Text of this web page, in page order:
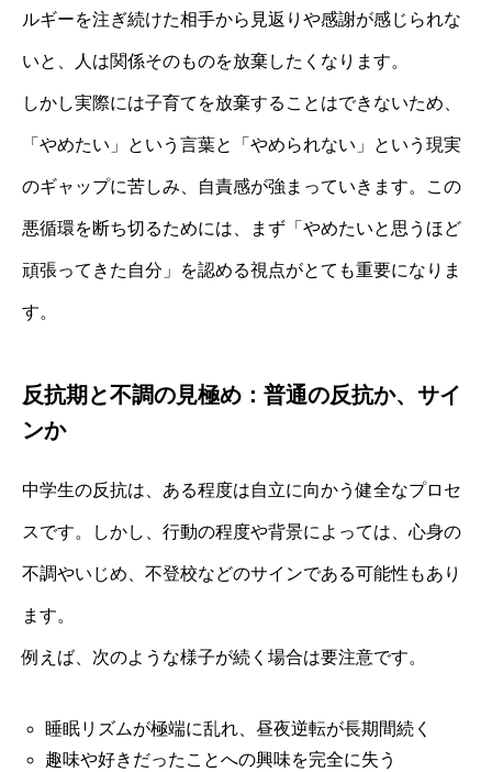
ルギーを注ぎ続けた相手から見返りや感謝が感じられな
いと、人は関係そのものを放棄したくなります。
しかし実際には子育てを放棄することはできないため、
「やめたい」という言葉と「やめられない」という現実
のギャップに苦しみ、自責感が強まっていきます。この
悪循環を断ち切るためには、まず「やめたいと思うほど
頑張ってきた自分」を認める視点がとても重要になりま
す。
反抗期と不調の見極め：普通の反抗か、サイ
ンか
中学生の反抗は、ある程度は自立に向かう健全なプロセ
スです。しかし、行動の程度や背景によっては、心身の
不調やいじめ、不登校などのサインである可能性もあり
ます。
例えば、次のような様子が続く場合は要注意です。
睡眠リズムが極端に乱れ、昼夜逆転が長期間続く
趣味や好きだったことへの興味を完全に失う